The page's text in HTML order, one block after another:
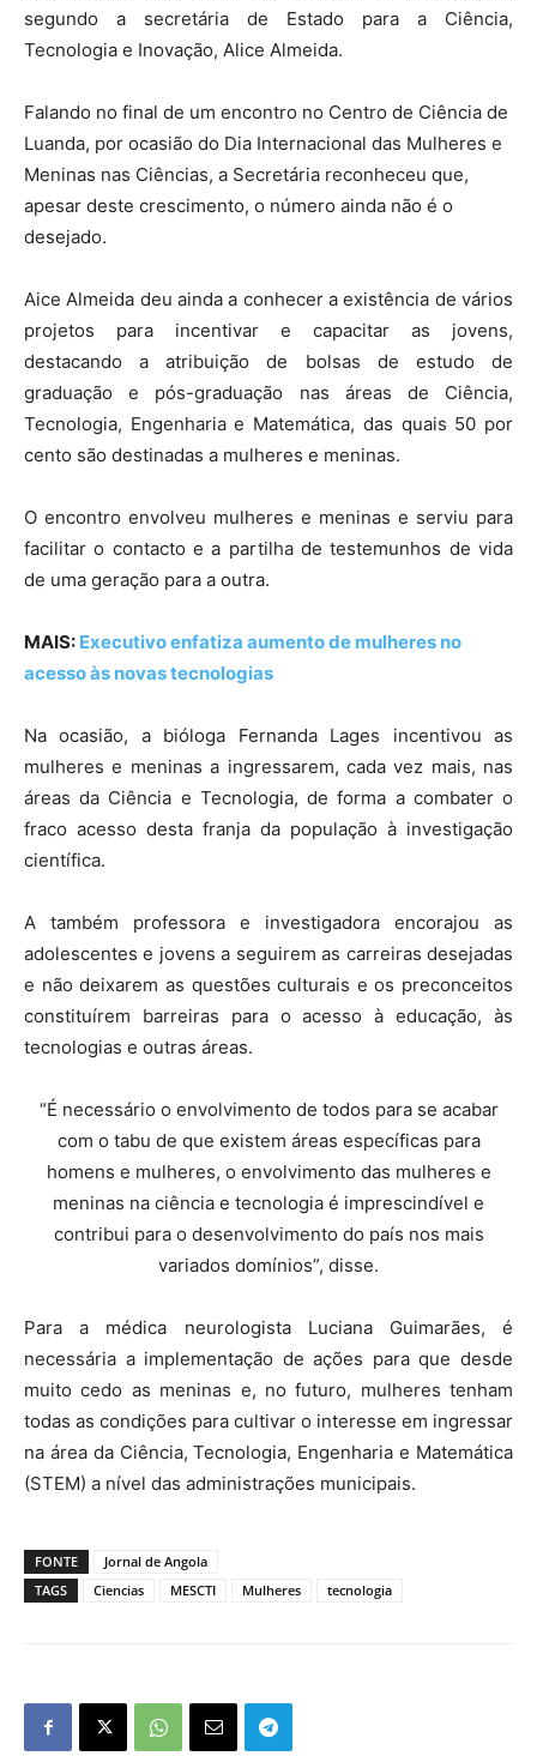
segundo a secretária de Estado para a Ciência,
Tecnologia e Inovação, Alice Almeida.
Falando no final de um encontro no Centro de Ciência de
Luanda, por ocasião do Dia Internacional das Mulheres e
Meninas nas Ciências, a Secretária reconheceu que,
apesar deste crescimento, o número ainda não é o
desejado.
Aice Almeida deu ainda a conhecer a existência de vários
projetos para incentivar e capacitar as jovens,
destacando a atribuição de bolsas de estudo de
graduação e pós-graduação nas áreas de Ciência,
Tecnologia, Engenharia e Matemática, das quais 50 por
cento são destinadas a mulheres e meninas.
O encontro envolveu mulheres e meninas e serviu para
facilitar o contacto e a partilha de testemunhos de vida
de uma geração para a outra.
MAIS: Executivo enfatiza aumento de mulheres no
acesso às novas tecnologias
Na ocasião, a bióloga Fernanda Lages incentivou as
mulheres e meninas a ingressarem, cada vez mais, nas
áreas da Ciência e Tecnologia, de forma a combater o
fraco acesso desta franja da população à investigação
científica.
A também professora e investigadora encorajou as
adolescentes e jovens a seguirem as carreiras desejadas
e não deixarem as questões culturais e os preconceitos
constituírem barreiras para o acesso à educação, às
tecnologias e outras áreas.
“É necessário o envolvimento de todos para se acabar
com o tabu de que existem áreas específicas para
homens e mulheres, o envolvimento das mulheres e
meninas na ciência e tecnologia é imprescindível e
contribui para o desenvolvimento do país nos mais
variados domínios”, disse.
Para a médica neurologista Luciana Guimarães, é
necessária a implementação de ações para que desde
muito cedo as meninas e, no futuro, mulheres tenham
todas as condições para cultivar o interesse em ingressar
na área da Ciência, Tecnologia, Engenharia e Matemática
(STEM) a nível das administrações municipais.
FONTE
Jornal de Angola
TAGS
Ciencias MESCTI Mulheres tecnologia